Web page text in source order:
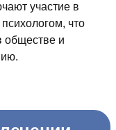
участие в
что
обществе и